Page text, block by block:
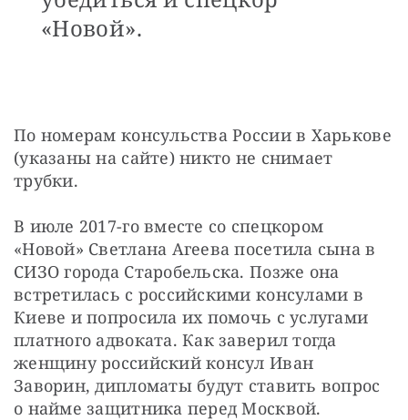
«Новой».
По номерам консульства России в Харькове
(указаны на сайте) никто не снимает
трубки.
В июле 2017-го вместе со спецкором
«Новой» Светлана Агеева посетила сына в
СИЗО города Старобельска. Позже она
встретилась с российскими консулами в
Киеве и попросила их помочь с услугами
платного адвоката. Как заверил тогда
женщину российский консул Иван
Заворин, дипломаты будут ставить вопрос
о найме защитника перед Москвой.